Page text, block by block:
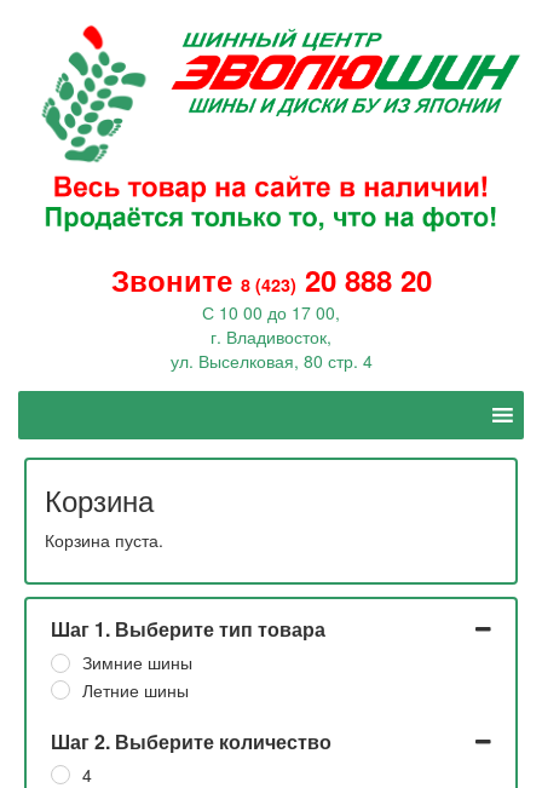
Звоните 8 (423) 20 888 20
С 10 00 до 17 00,
г. Владивосток,
ул. Выселковая, 80 стр. 4
Корзина
Корзина пуста.
Шаг 1. Выберите тип товара
Зимние шины
Летние шины
Шаг 2. Выберите количество
4